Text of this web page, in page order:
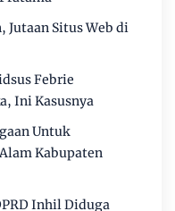
Jutaan Situs Web di
Febrie
Ini Kasusnya
Untuk
Kabupaten
Inhil Diduga